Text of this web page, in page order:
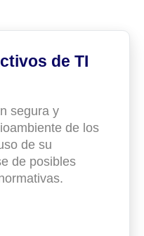
de TI
segura y
de los
de su
de posibles